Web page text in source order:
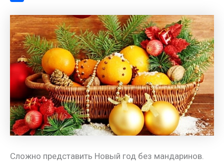
m
a
s
s
n
k
i
A
p
p
e
r
e
s
a
l
т
п
р
а
и
т
ь
Сложно представить Новый год без мандаринов.